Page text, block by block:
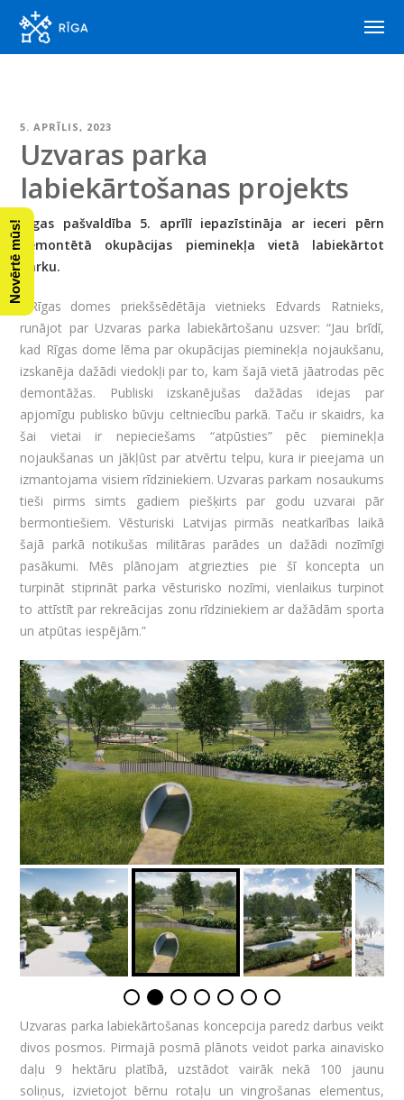
5. APRĪLIS, 2023
Uzvaras parka
labiekārtošanas projekts
Rīgas pašvaldība 5. aprīlī iepazīstināja ar ieceri pērn
demontētā okupācijas pieminekļa vietā labiekārtot
parku.
Rīgas domes priekšsēdētāja vietnieks Edvards Ratnieks,
runājot par Uzvaras parka labiekārtošanu uzsver: “Jau brīdī,
kad Rīgas dome lēma par okupācijas pieminekļa nojaukšanu,
izskanēja dažādi viedokļi par to, kam šajā vietā jāatrodas pēc
demontāžas. Publiski izskanējušas dažādas idejas par
apjomīgu publisko būvju celtniecību parkā. Taču ir skaidrs, ka
šai vietai ir nepieciešams “atpūsties” pēc pieminekļa
nojaukšanas un jākļūst par atvērtu telpu, kura ir pieejama un
izmantojama visiem rīdziniekiem. Uzvaras parkam nosaukums
tieši pirms simts gadiem piešķirts par godu uzvarai pār
bermontiešiem. Vēsturiski Latvijas pirmās neatkarības laikā
šajā parkā notikušas militāras parādes un dažādi nozīmīgi
pasākumi. Mēs plānojam atgriezties pie šī koncepta un
turpināt stiprināt parka vēsturisko nozīmi, vienlaikus turpinot
to attīstīt par rekreācijas zonu rīdziniekiem ar dažādām sporta
un atpūtas iespējām.”
Uzvaras parka labiekārtošanas koncepcija paredz darbus veikt
divos posmos. Pirmajā posmā plānots veidot parka ainavisko
daļu 9 hektāru platībā, uzstādot vairāk nekā 100 jaunu
soliņus, izvietojot bērnu rotaļu un vingrošanas elementus,
Novērtē mūs!